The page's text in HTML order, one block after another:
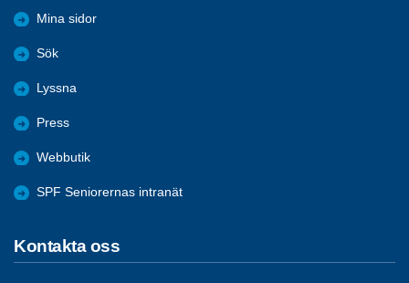
Mina sidor
Sök
Lyssna
Press
Webbutik
SPF Seniorernas intranät
Kontakta oss